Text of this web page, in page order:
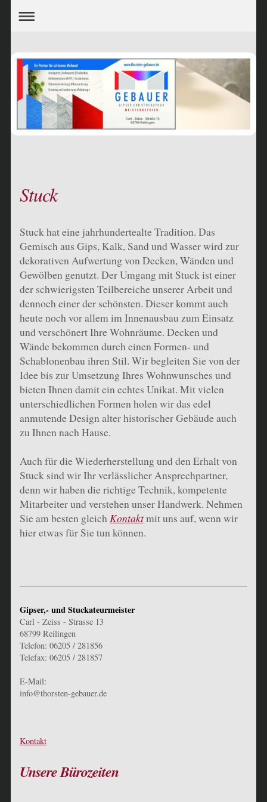
Stuck
Stuck hat eine jahrhundertealte Tradition. Das
Gemisch aus Gips, Kalk, Sand und Wasser wird zur
dekorativen Aufwertung von Decken, Wänden und
Gewölben genutzt. Der Umgang mit Stuck ist einer
der schwierigsten Teilbereiche unserer Arbeit und
dennoch einer der schönsten. Dieser kommt auch
heute noch vor allem im Innenausbau zum Einsatz
und verschönert Ihre Wohnräume. Decken und
Wände bekommen durch einen Formen- und
Schablonenbau ihren Stil. Wir begleiten Sie von der
Idee bis zur Umsetzung Ihres Wohnwunsches und
bieten Ihnen damit ein echtes Unikat. Mit vielen
unterschiedlichen Formen holen wir das edel
anmutende Design alter historischer Gebäude auch
zu Ihnen nach Hause.
Auch für die Wiederherstellung und den Erhalt von
Stuck sind wir Ihr verlässlicher Ansprechpartner,
denn wir haben die richtige Technik, kompetente
Mitarbeiter und verstehen unser Handwerk. Nehmen
Sie am besten gleichKontaktmit uns auf, wenn wir
hier etwas für Sie tun können.
Gipser,- und Stuckateurmeister
Carl - Zeiss - Strasse 13
68799 Reilingen
Telefon: 06205 / 281856
Telefax: 06205 / 281857
E-Mail:
info@thorsten-gebauer.de
Kontakt
Unsere Bürozeiten